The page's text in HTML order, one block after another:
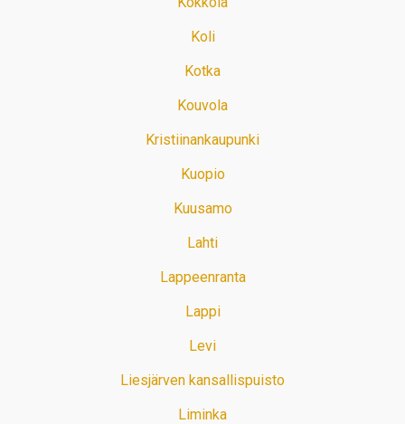
Koli
Kotka
Kouvola
Kristiinankaupunki
Kuopio
Kuusamo
Lahti
Lappeenranta
Lappi
Levi
Liesjärven kansallispuisto
Liminka